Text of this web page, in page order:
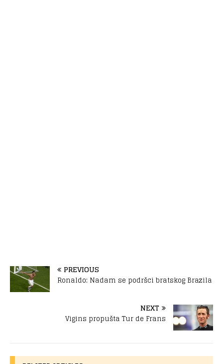
PREVIOUS
Ronaldo: Nadam se podršci bratskog Brazila
NEXT
Vigins propušta Tur de Frans